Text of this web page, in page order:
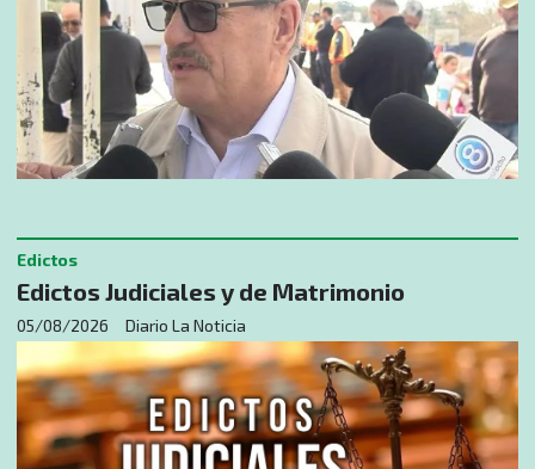
Edictos Judiciales y de Matrimonio
Diario La Noticia
Edictos
05/08/2026